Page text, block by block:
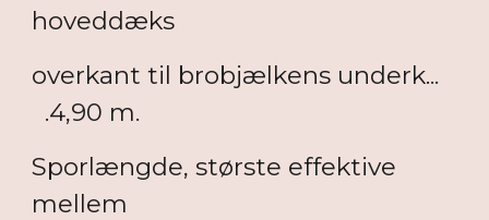
hoveddæks
overkant til brobjælkens underk...
.4,90 m.
Sporlængde, største effektive
mellem